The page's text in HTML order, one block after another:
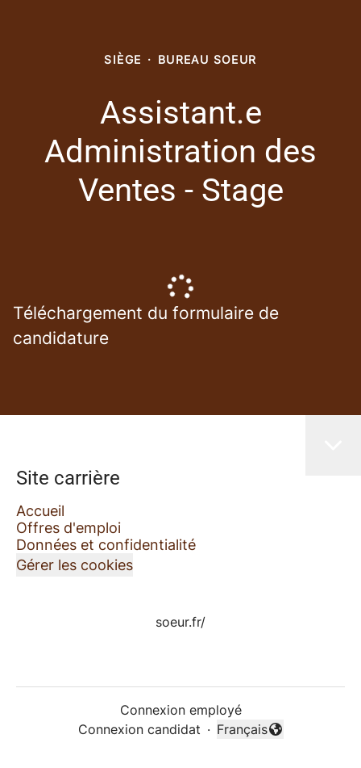
SIÈGE · BUREAU SOEUR
Assistant.e
Administration des
Ventes - Stage
Téléchargement du formulaire de
candidature
Site carrière
Accueil
Offres d'emploi
Données et confidentialité
Gérer les cookies
soeur.fr/
Connexion employé
Connexion candidat ·
Changer la langue
Français